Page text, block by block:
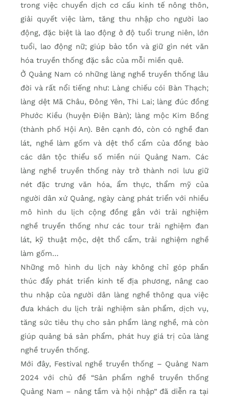
trong việc chuyển dịch cơ cấu kinh tế nông thôn,
giải quyết việc làm, tăng thu nhập cho người lao
động, đặc biệt là lao động ở độ tuổi trung niên, lớn
tuổi, lao động nữ; giúp bảo tồn và giữ gìn nét văn
hóa truyền thống đặc sắc của mỗi miền quê.
Ở Quảng Nam có những làng nghề truyền thống lâu
đời và rất nổi tiếng như: Làng chiếu cói Bàn Thạch;
làng dệt Mã Châu, Đông Yên, Thi Lai; làng đúc đồng
Phước Kiều (huyện Điện Bàn); làng mộc Kim Bồng
(thành phố Hội An). Bên cạnh đó, còn có nghề đan
lát, nghề làm gốm và dệt thổ cẩm của đồng bào
các dân tộc thiểu số miền núi Quảng Nam. Các
làng nghề truyền thống này trở thành nơi lưu giữ
nét đặc trưng văn hóa, ẩm thực, thẩm mỹ của
người dân xứ Quảng, ngày càng phát triển với nhiều
mô hình du lịch cộng đồng gắn với trải nghiệm
nghề truyền thống như các tour trải nghiệm đan
lát, kỹ thuật mộc, dệt thổ cẩm, trải nghiệm nghề
làm gốm…
Những mô hình du lịch này không chỉ góp phần
thúc đẩy phát triển kinh tế địa phương, nâng cao
thu nhập của người dân làng nghề thông qua việc
đưa khách du lịch trải nghiệm sản phẩm, dịch vụ,
tăng sức tiêu thụ cho sản phẩm làng nghề, mà còn
giúp quảng bá sản phẩm, phát huy giá trị của làng
nghề truyền thống.
Mới đây, Festival nghề truyền thống – Quảng Nam
2024 với chủ đề “Sản phẩm nghề truyền thống
Quảng Nam – nâng tầm và hội nhập” đã diễn ra tại